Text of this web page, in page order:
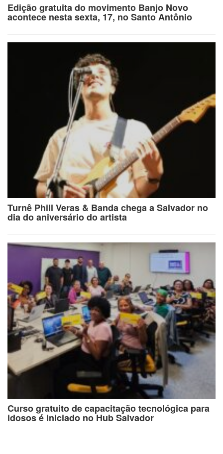
Edição gratuita do movimento Banjo Novo
acontece nesta sexta, 17, no Santo Antônio
Turnê Phill Veras & Banda chega a Salvador no
dia do aniversário do artista
Curso gratuito de capacitação tecnológica para
idosos é iniciado no Hub Salvador